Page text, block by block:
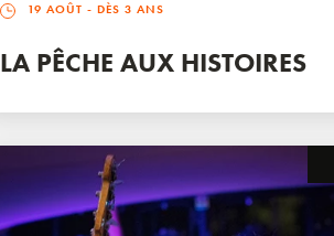
19 AOÛT - DÈS 3 ANS
LA PÊCHE AUX HISTOIRES